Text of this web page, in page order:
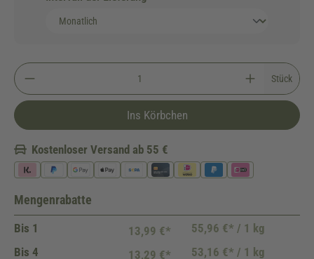
Stück
Ins Körbchen
Kostenloser Versand ab 55 €
Mengenrabatte
Bis 1 13,99 €*
55,96 €* / 1 kg
Bis 4 13,29 €*
53,16 €* / 1 kg